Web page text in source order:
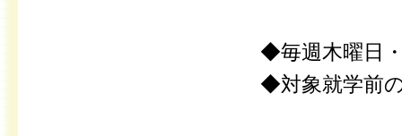
◆毎週木曜日
◆対象就学前